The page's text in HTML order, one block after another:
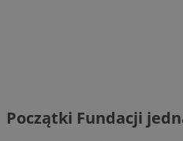
Początki Fundacji